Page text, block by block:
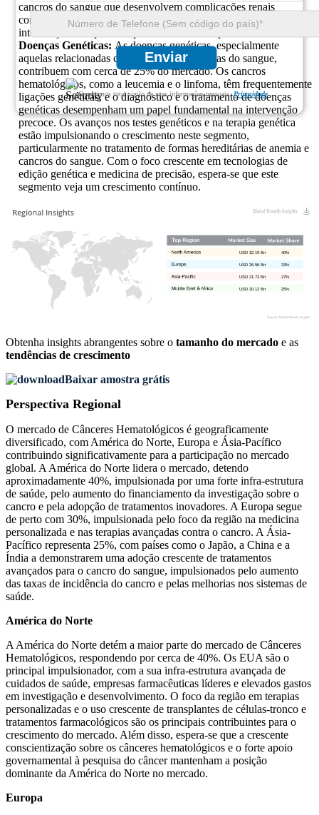
Enviar
Garantimos total sigilo de suas informações pessoais.Privacidade
cancros do sangue que desenvolvem complicações renais
continua a aumentar, levando a uma maior procura de
intervenções terapêuticas para resolver estes problemas.
Doenças Genéticas: As doenças genéticas, especialmente
aquelas relacionadas com doenças hereditárias do sangue,
contribuem com cerca de 25% do mercado. Os cancros
hematológicos, como a leucemia e o linfoma, têm frequentemente
ligações genéticas, e o diagnóstico e o tratamento de doenças
genéticas desempenham um papel fundamental na intervenção
precoce. Os avanços nos testes genéticos e na terapia genética
estão impulsionando o crescimento neste segmento,
particularmente no tratamento de formas hereditárias de anemia e
cancros do sangue. Com o foco crescente em tecnologias de
edição genética e medicina de precisão, espera-se que este
segmento veja um crescimento contínuo.
25%
USD 20.12 Bn
27%
USD 21.73 Bn
33%
USD 26.56 Bn
40%
USD 32.19 Bn
Obtenha insights abrangentes sobre o tamanho do mercado e as
tendências de crescimento
Baixar amostra grátis
Perspectiva Regional
O mercado de Cânceres Hematológicos é geograficamente
diversificado, com América do Norte, Europa e Ásia-Pacífico
contribuindo significativamente para a participação no mercado
global. A América do Norte lidera o mercado, detendo
aproximadamente 40%, impulsionada por uma forte infra-estrutura
de saúde, pelo aumento do financiamento da investigação sobre o
cancro e pela adopção de tratamentos inovadores. A Europa segue
de perto com 30%, impulsionada pelo foco da região na medicina
personalizada e nas terapias avançadas contra o cancro. A Ásia-
Pacífico representa 25%, com países como o Japão, a China e a
Índia a demonstrarem uma adoção crescente de tratamentos
avançados para o cancro do sangue, impulsionados pelo aumento
das taxas de incidência do cancro e pelas melhorias nos sistemas de
saúde.
América do Norte
A América do Norte detém a maior parte do mercado de Cânceres
Hematológicos, respondendo por cerca de 40%. Os EUA são o
principal impulsionador, com a sua infra-estrutura avançada de
cuidados de saúde, empresas farmacêuticas líderes e elevados gastos
em investigação e desenvolvimento. O foco da região em terapias
personalizadas e o uso crescente de transplantes de células-tronco e
tratamentos farmacológicos são os principais contribuintes para o
crescimento do mercado. Além disso, espera-se que a crescente
conscientização sobre os cânceres hematológicos e o forte apoio
governamental à pesquisa do câncer mantenham a posição
dominante da América do Norte no mercado.
Europa